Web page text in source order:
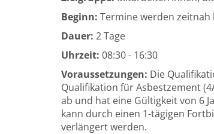
Beginn: Termine werden zeitnah
Dauer: 2 Tage
Uhrzeit: 08:30 - 16:30
Voraussetzungen: Die
Qualifikation für Asbestzement
ab und hat eine Gültigkeit von 6
kann durch einen 1-tägigen
verlängert werden.